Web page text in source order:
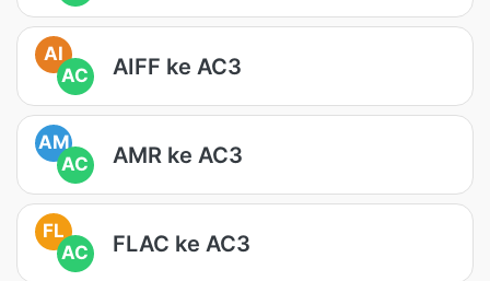
AI
AC
AIFF ke AC3
AM
AC
AMR ke AC3
FL
AC
FLAC ke AC3